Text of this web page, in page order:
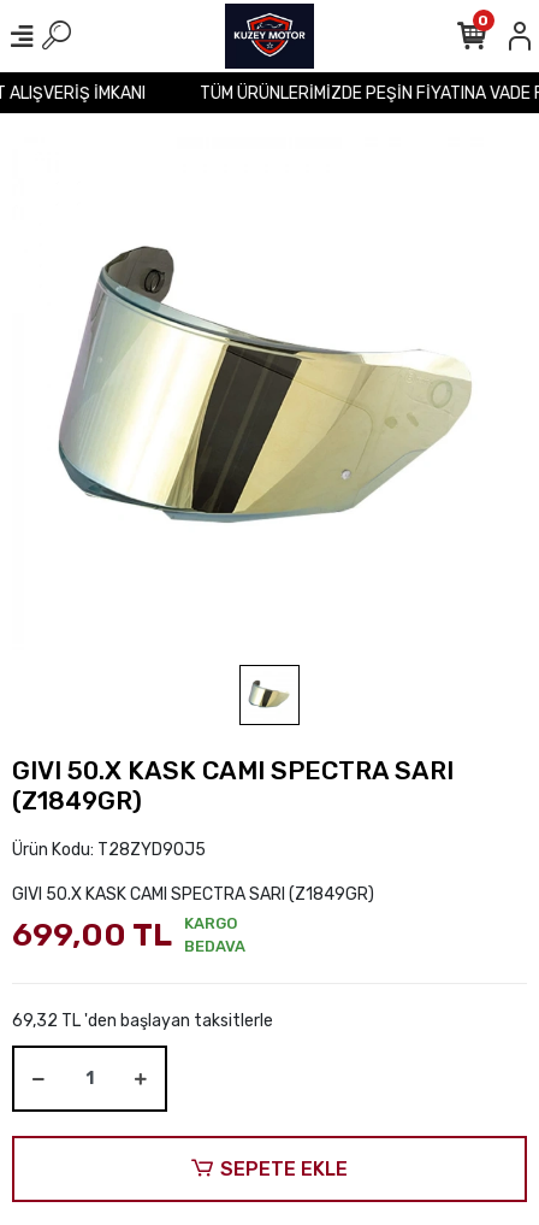
ALIŞVERİŞ İMKANI TÜM ÜRÜNLERİMİZDE PEŞİN FİYATINA
0
GIVI 50.X KASK CAMI SPECTRA SARI
(Z1849GR)
Ürün Kodu: T28ZYD9OJ5
GIVI 50.X KASK CAMI SPECTRA SARI (Z1849GR)
699,00 TL
KARGO
BEDAVA
69,32 TL 'den başlayan taksitlerle
SEPETE EKLE